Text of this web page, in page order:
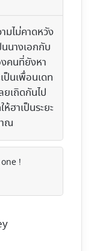
มไม่คาดหวัง
นางเอกกับ
คนที่ยังหา
ป็นเพื่อนเดท
เถิดกันไป
ฮาเป็นระยะ
ณ
!